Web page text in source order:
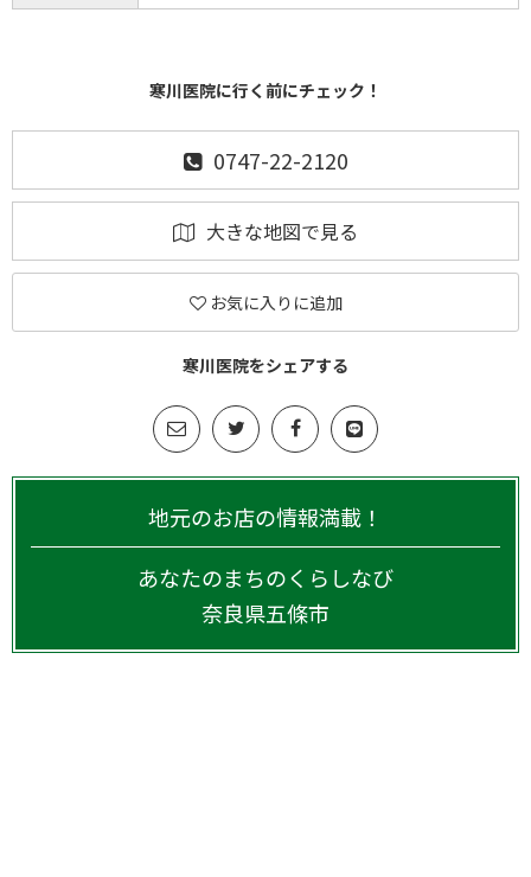
寒川医院に行く前にチェック！
0747-22-2120
大きな地図で見る
お気に入りに追加
寒川医院をシェアする
地元のお店の情報満載！
あなたのまちのくらしなび
奈良県五條市